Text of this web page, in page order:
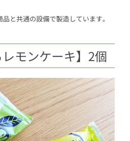
と共通の設備で製造しています｡
レモンケーキ】2個